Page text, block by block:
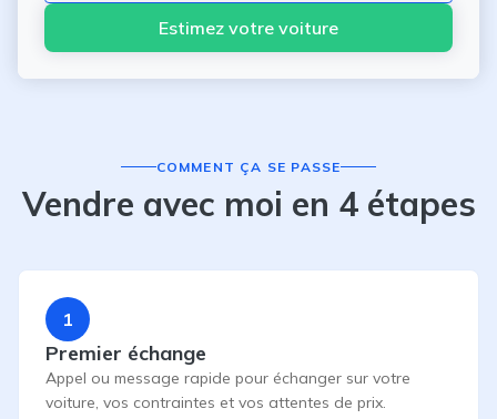
Estimez votre voiture
COMMENT ÇA SE PASSE
Vendre avec moi en 4 étapes
1
Premier échange
Appel ou message rapide pour échanger sur votre
voiture, vos contraintes et vos attentes de prix.